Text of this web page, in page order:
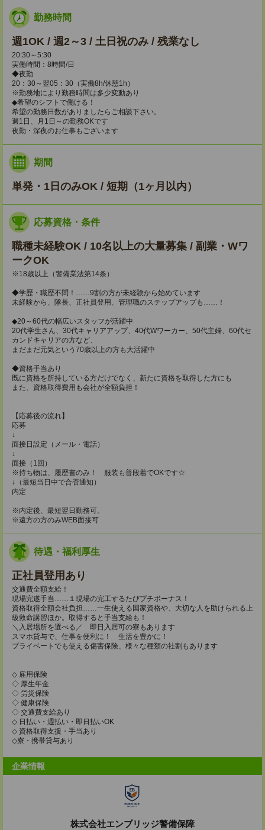
勤務時間
週1OK / 週2～3 / 土日祝のみ / 残業なし
20:30～5:30
実働時間：8時間/日
◆夜勤
20：30～翌05：30（実働8h/休憩1h）
※勤務地により勤務時間は多少変動あり
◆希望のシフトで働ける！
希望の勤務日数がありましたらご相談下さい。
週1日、月1日～の勤務OKです
夜勤・深夜のお仕事もございます
期間
単発・1日のみOK / 短期（1ヶ月以内）
応募資格・条件
職種未経験OK / 10名以上の大量募集 / 副業・Wワ
ークOK
※18歳以上（警備業法第14条）
◆学歴・職歴不問！……9割の方が未経験から始めています
未経験から、隊長、正社員登用、管理職のステップアップも……！
◆20～60代の幅広いスタッフが活躍中
20代学生さん、30代キャリアアップ、40代Wワーカー、50代主婦、60代セ
カンドキャリアの方など、
まだまだ元気という70歳以上の方も大活躍中
◆資格手当あり
既に資格を所持している方だけでなく、新たに資格を取得した方にも
また、資格取得費用も会社が全額負担！
【応募後の流れ】
応募
↓
面接日設定（メール・電話）
↓
面接（1回）
※持ち物は、履歴書のみ！ 服装も普段着でOKです☆
↓（最短当日中で合否通知）
内定
※内定後、最短翌日勤務可。
※遠方の方のみWEB面接可
待遇・福利厚生
正社員登用あり
交通費全額支給！
現場完遂手当……１現場の完工するたびプチボーナス！
資格取得全額会社負担……一生使える国家資格や、大切な人を助けられる上
級救命講習ほか。取得すると手当支給も！
＼入居場所を選べる／ 即日入居可の寮もあります
スマホ貸与で、仕事を便利に！ 生活を豊かに！
プライベートでも使える傷害保険、様々な種類の社割もあります
◇ 雇用保険
◇ 厚生年金
◇ 労災保険
◇ 健康保険
◇ 交通費支給あり
◇ 日払い・週払い・即日払いOK
◇ 資格取得支援・手当あり
◇寮・携帯貸与あり
企業情報
株式会社エンブリッジ警備保障